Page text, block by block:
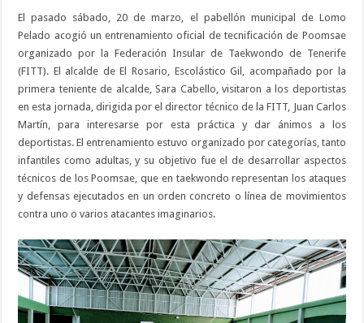
El pasado sábado, 20 de marzo, el pabellón municipal de Lomo
Pelado acogió un entrenamiento oficial de tecnificación de Poomsae
organizado por la Federación Insular de Taekwondo de Tenerife
(FITT). El alcalde de El Rosario, Escolástico Gil, acompañado por la
primera teniente de alcalde, Sara Cabello, visitaron a los deportistas
en esta jornada, dirigida por el director técnico de la FITT, Juan Carlos
Martín, para interesarse por esta práctica y dar ánimos a los
deportistas. El entrenamiento estuvo organizado por categorías, tanto
infantiles como adultas, y su objetivo fue el de desarrollar aspectos
técnicos de los Poomsae, que en taekwondo representan los ataques
y defensas ejecutados en un orden concreto o línea de movimientos
contra uno o varios atacantes imaginarios.